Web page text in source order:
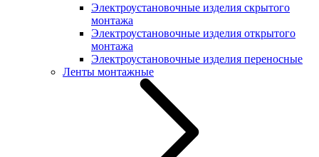
Электроустановочные изделия скрытого
монтажа
Электроустановочные изделия открытого
монтажа
Электроустановочные изделия переносные
Ленты монтажные